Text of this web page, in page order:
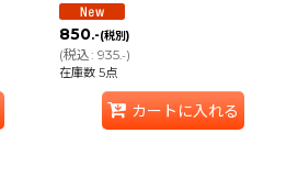
850.-(税別)
(税込: 935.-)
在庫数 5点
カートに入れる